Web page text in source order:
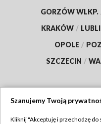
GORZÓW WLKP.
KRAKÓW /
OPOLE /
SZCZECIN /
Szanujemy Twoją
Kliknij "Akceptuję i przechodzę do